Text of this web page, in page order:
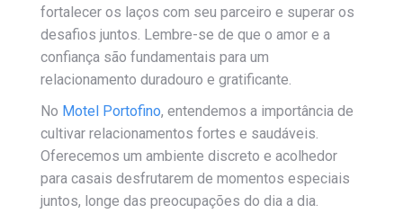
fortalecer os laços com seu parceiro e superar os
desafios juntos. Lembre-se de que o amor e a
confiança são fundamentais para um
relacionamento duradouro e gratificante.
No Motel Portofino, entendemos a importância de
cultivar relacionamentos fortes e saudáveis.
Oferecemos um ambiente discreto e acolhedor
para casais desfrutarem de momentos especiais
juntos, longe das preocupações do dia a dia.